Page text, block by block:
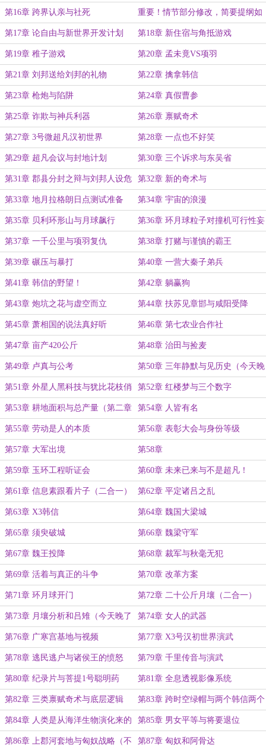
上）
第16章 跨界认亲与社死 重要！情节部分修改，简要提纲如
下！
第17章 论自由与新世界开发计划 第18章 新住宿与角抵游戏
第19章 稚子游戏 第20章 孟未竟VS项羽
第21章 刘邦送给刘邦的礼物 第22章 擒拿韩信
第23章 枪炮与陷阱 第24章 真假曹参
第25章 诈欺与神兵利器 第26章 禀赋奇术
第27章 3号微超凡汉初世界 第28章 一点也不好笑
第29章 超凡会议与封地计划 第30章 三个诉求与东吴省
第31章 郡县分封之辩与刘邦人设危
机
第32章 新的奇术与
第33章 地月拉格朗日点测试准备 第34章 宇宙的浪漫
第35章 贝利环形山与月球飙行 第36章 环月球粒子对撞机可行性妄
想
第37章 一千公里与项羽复仇 第38章 打赌与谨慎的霸王
第39章 碾压与暴打 第40章 一营大秦子弟兵
第41章 韩信的野望！ 第42章 躺赢狗
第43章 炮坑之花与虚空而立 第44章 扶苏见章邯与咸阳受降
第45章 萧相国的说法真好听 第46章 第七农业合作社
第47章 亩产420公斤 第48章 治田与捡麦
第49章 卢真与公考 第50章 三年静默与见历史（今天晚
了一点，时间比较赶……）
第51章 外星人黑科技与犹比花枝俏
（第二章晚一点……）
第52章 红楼梦与三个数字
第53章 耕地面积与总产量（第二章
晚点……）
第54章 人皆有名
第55章 劳动是人的本质 第56章 表彰大会与身份等级
第57章 大军出境 第58章
第59章 玉环工程听证会 第60章 未来已来与不是超凡！
第61章 信息素跟看片子（二合一） 第62章 平定诸吕之乱
第63章 X3韩信 第64章 魏国大梁城
第65章 须臾破城 第66章 魏梁守军
第67章 魏王投降 第68章 裁军与秋毫无犯
第69章 活着与真正的斗争 第70章 改革方案
第71章 环月球开门 第72章 二十公斤月壤（二合一）
第73章 月壤分析和吕雉（今天晚了
点不好意思）
第74章 女人的武器
第76章 广寒宫基地与视频 第77章 X3号汉初世界演武
第78章 逃民逃户与诸侯王的愤怒 第79章 千里传音与演武
第80章 纪录片与菩提1号聪明药 第81章 全息透视影像系统
第82章 三类禀赋奇术与底层逻辑 第83章 跨时空绿帽与两个韩信两个
项羽（二合一）
第84章 人类是从海洋生物演化来的 第85章 男女平等与将要退位
第86章 上郡河套地与匈奴战略（不 第87章 匈奴和阿骨达